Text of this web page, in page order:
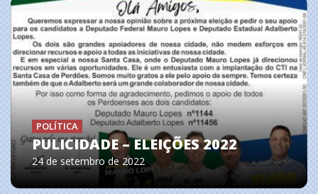
POLÍTICA
PULICIDADE – ELEIÇÕES 2022
24 de setembro de 2022